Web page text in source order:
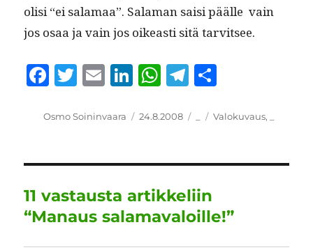
olisi “ei sala­maa”. Sala­man saisi päälle vain
jos osaa ja vain jos oikeasti sitä tarvitsee.
F
c
b
o
o
k
T
it
r
E
ai
Li
k
d
I
n
W
at
A
p
p
T
e
r
a
m
a
Kirjoittaja
Osmo Soininvaara Julkaistu
24.8.2008 Kategoriat
Avainsanat
Valokuvaus,
11 vastausta artikkeliin
“Manaus salamavaloille!”